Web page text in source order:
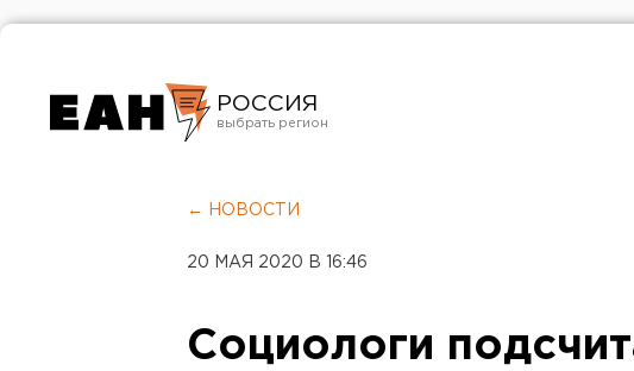
РОССИЯ
Челябинск
← НОВОСТИ
20 МАЯ 2020 В 16:46
Социологи